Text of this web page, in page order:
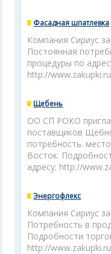
Фасадная шпатлевка
Компания Сириус
Постоянная
процедуры по
http://
Щебень
ОО СП РОКО
поставщиков
потребность.
Восток.
адресу: http://
Энергофлекс
Компания Сириус
Потребность в
Подробности
http://